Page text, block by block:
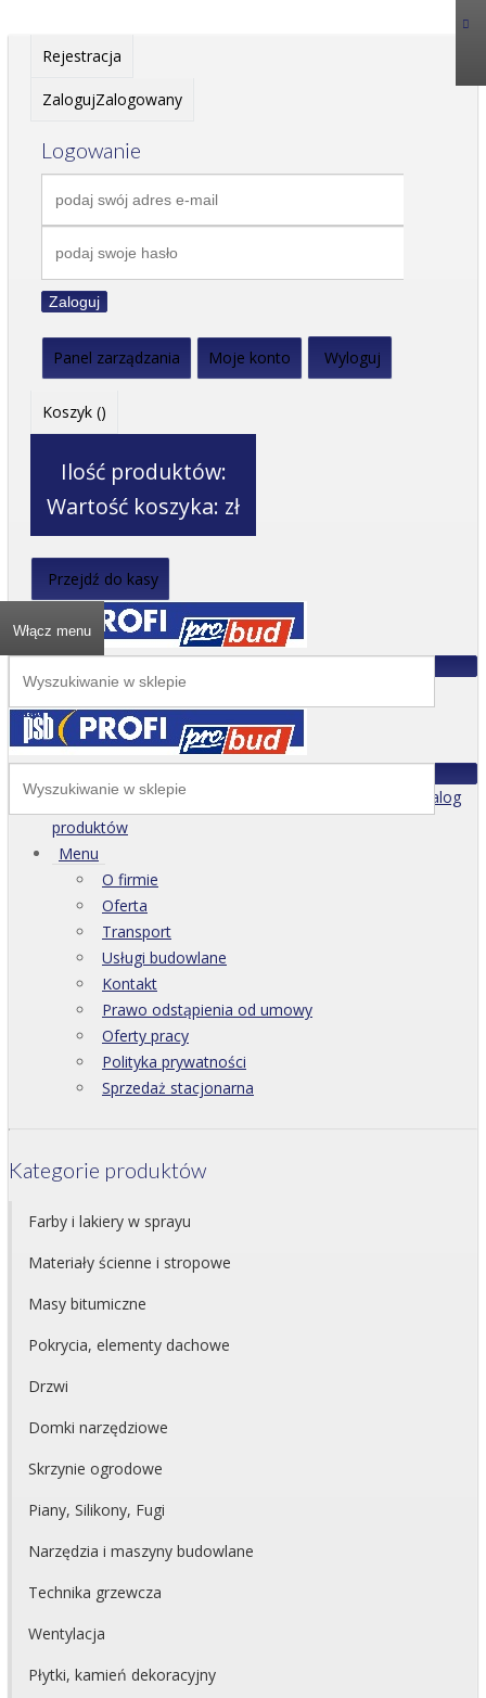
Rejestracja
ZalogujZalogowany
Logowanie
Zaloguj
Panel zarządzania Moje konto Wyloguj
Koszyk ()
Ilość produktów:
Wartość koszyka: zł
Przejdź do kasy
Włącz menu
Katalog
produktów
Menu
O firmie
Oferta
Transport
Usługi budowlane
Kontakt
Prawo odstąpienia od umowy
Oferty pracy
Polityka prywatności
Sprzedaż stacjonarna
Kategorie produktów
Farby i lakiery w sprayu
Materiały ścienne i stropowe
Masy bitumiczne
Pokrycia, elementy dachowe
Drzwi
Domki narzędziowe
Skrzynie ogrodowe
Piany, Silikony, Fugi
Narzędzia i maszyny budowlane
Technika grzewcza
Wentylacja
Płytki, kamień dekoracyjny